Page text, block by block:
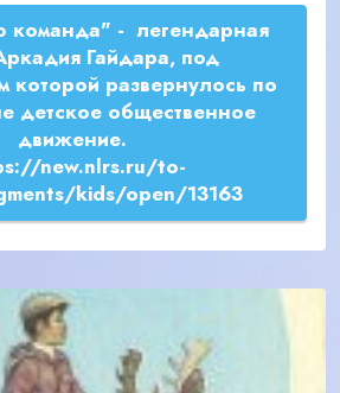
команда" - легендарная
Гайдара, под
которой развернулось по
детское общественное
движение.
new.nlrs.ru/to-
kids/open/13163